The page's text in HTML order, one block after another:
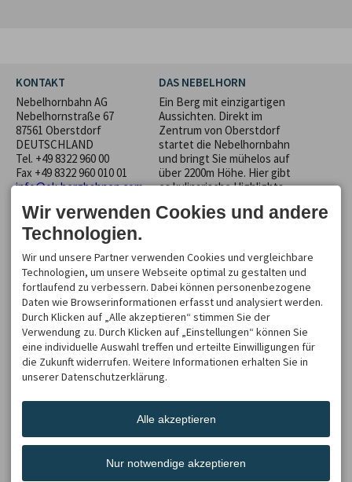
KONTAKT
Nebelhornbahn AG
Nebelhornstraße 67
87561 Oberstdorf
DEUTSCHLAND
Tel. +49 8322 960 00
Fax +49 8322 960 010 01
info@ok-bergbahnen.com
DAS NEBELHORN
Ein Berg mit einzigartigen
Aussichten. Direkt im
Zentrum von Oberstdorf
startet die Nebelhornbahn
und bringt Sie mühelos auf
über 2200m Höhe. Hier gibt
es kulinarische Highlights,
faszinierende Gipfelblicke.
ABWICKLUNG
Bestellen Sie die
gewünschten Produkte.
Nach Eingang der
Bestellbestätigung
überweisen Sie den
Gesamtbetrag mit Angabe
der Bestellnummer auf
unser Konto. Sobald der
Gesamtbetrag auf unserem
Konto gutgeschrieben ist,
23.05. - 08.11.2026
Mo - So 08:30-16:15
WEITERE TICKETS
Weitere Tickets für die
Oberstdorf-Kleinwalsertal
Bergbahnen findest Du hier:
→ Ski-Tickets
→
Wir verwenden Cookies und andere
Technologien.
Wir und unsere Partner verwenden Cookies und vergleichbare
Technologien, um unsere Webseite optimal zu gestalten und
fortlaufend zu verbessern. Dabei können personenbezogene
Daten wie Browserinformationen erfasst und analysiert werden.
Durch Klicken auf „Alle akzeptieren“ stimmen Sie der
Verwendung zu. Durch Klicken auf „Einstellungen“ können Sie
eine individuelle Auswahl treffen und erteilte Einwilligungen für
die Zukunft widerrufen. Weitere Informationen erhalten Sie in
unserer Datenschutzerklärung.
Alle akzeptieren
Nur notwendige akzeptieren